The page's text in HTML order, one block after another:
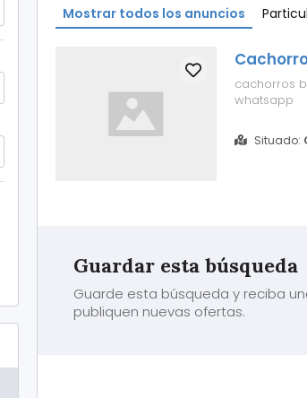
Mostrar todos los anuncios
cachorros
whatsapp
Situado:
Guardar esta búsqueda
Guarde esta búsqueda y reciba
publiquen nuevas ofertas.